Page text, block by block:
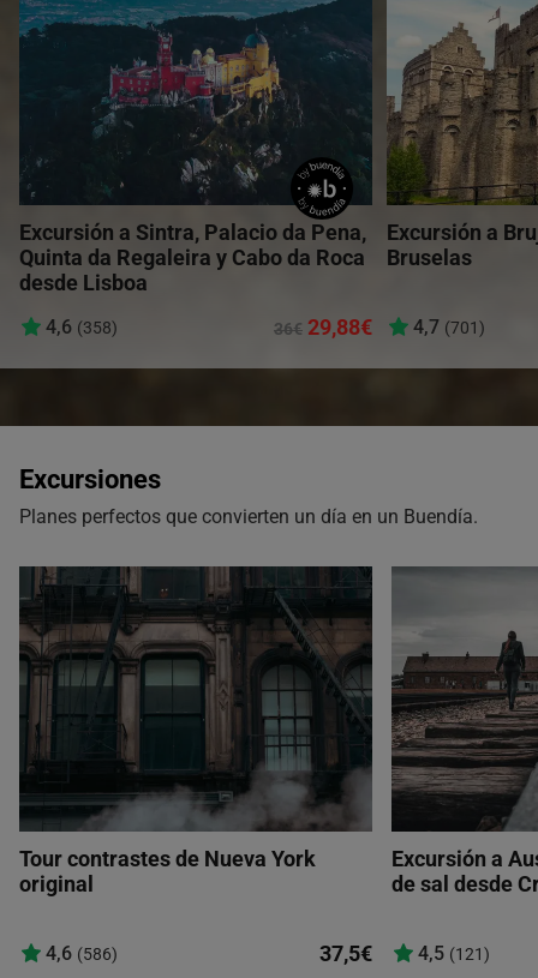
Excursión a Sintra, Palacio da Pena,
Quinta da Regaleira y Cabo da Roca
desde Lisboa
4,6 (358) 36€ 29,88€
Excursión a
Bruselas
4,7 (701)
Excursiones
Planes perfectos que convierten un día en un Buendía.
Tour contrastes de Nueva York
original
4,6 (586) 37,5€
Excursión a
de sal desde
4,5 (121)